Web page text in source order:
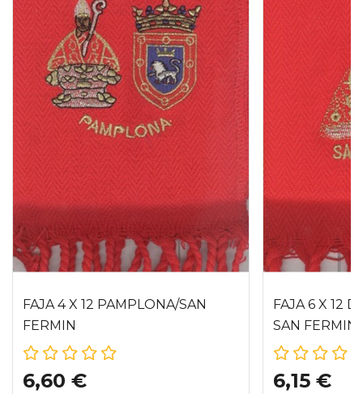
FAJA 4 X 12 PAMPLONA/SAN
FERMIN
6,60 €
FAJA 6 X 12
SAN FERMIN
6,15 €